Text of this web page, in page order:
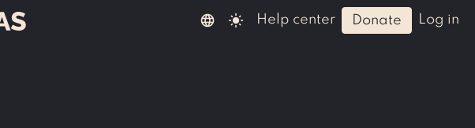
language light_mode help center donate log in